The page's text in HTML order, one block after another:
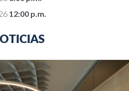
12:00 p.m.